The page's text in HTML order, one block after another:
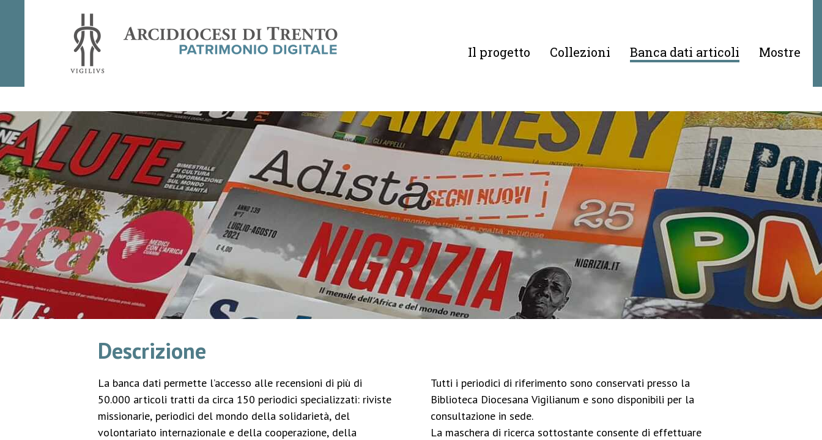
Il progetto Collezioni Banca dati articoli Mostre
Descrizione
La banca dati permette l’accesso alle recensioni di più di
50.000 articoli tratti da circa 150 periodici specializzati: riviste
missionarie, periodici del mondo della solidarietà, del
volontariato internazionale e della cooperazione, della
Tutti i periodici di riferimento sono conservati presso la
Biblioteca Diocesana Vigilianum e sono disponibili per la
consultazione in sede.
La maschera di ricerca sottostante consente di effettuare